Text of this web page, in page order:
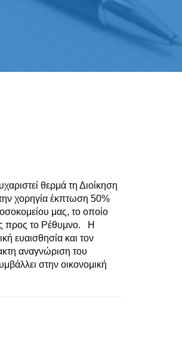
θερμά τη Διοίκηση
χορηγία έκπτωση 50%
μας, το οποίο
προς το Ρέθυμνο. Η
ευαισθησία και τον
αναγνώριση του
στην οικονομική